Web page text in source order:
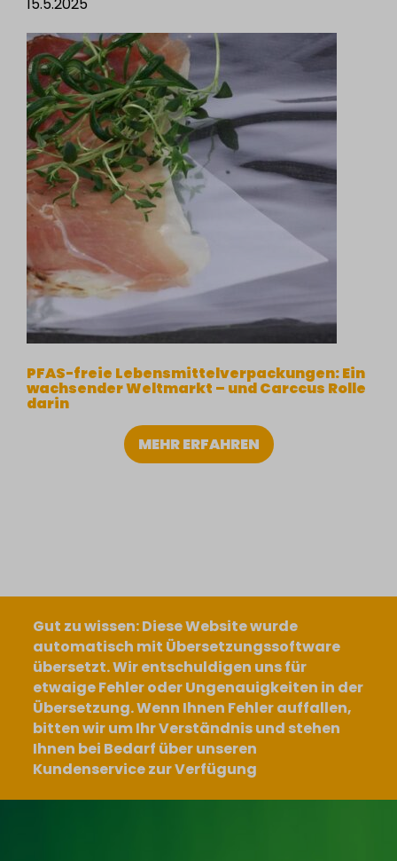
PFAS-freie Lebensmittelverpackungen: Ein
wachsender Weltmarkt – und Carccus Rolle
darin
MEHR ERFAHREN
Gut zu wissen: Diese Website wurde
automatisch mit Übersetzungssoftware
übersetzt. Wir entschuldigen uns für
etwaige Fehler oder Ungenauigkeiten in der
Übersetzung. Wenn Ihnen Fehler auffallen,
bitten wir um Ihr Verständnis und stehen
Ihnen bei Bedarf über unseren
Kundenservice zur Verfügung